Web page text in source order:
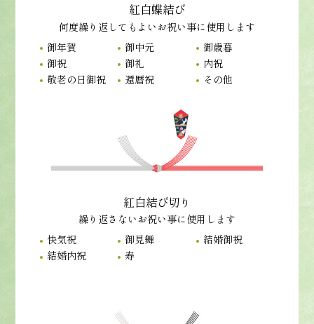
紅白蝶結び
何度繰り返してもよいお祝い事に使用します
御年賀
御中元
御歳暮
御祝
御礼
内祝
敬老の日御祝
還暦祝 その他
紅白結び切り
繰り返さないお祝い事に使用します
快気祝
御見舞
結婚御祝
結婚内祝
寿